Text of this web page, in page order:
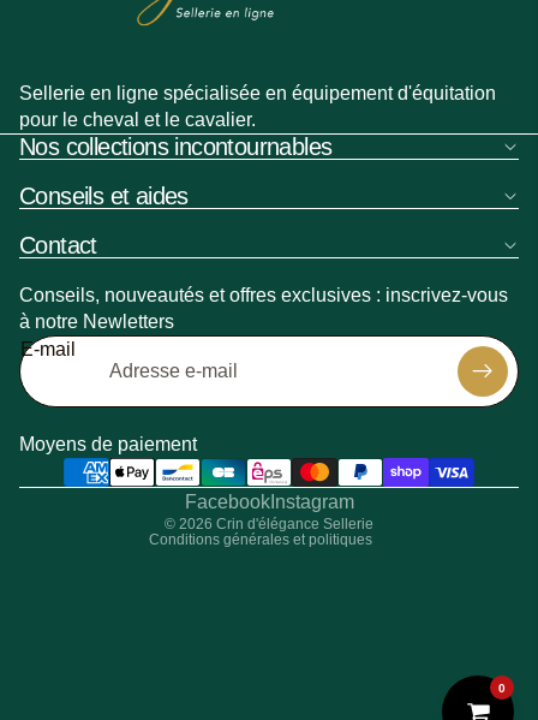
Sellerie en ligne spécialisée en équipement d'équitation
pour le cheval et le cavalier.
Nos collections incontournables
Conseils et aides
Contact
Conseils, nouveautés et offres exclusives : inscrivez-vous
à notre Newletters
E-mail
Moyens de paiement
FacebookInstagram
© 2026 Crin d'élégance Sellerie
Conditions générales et politiques
Politique de remboursement
Politique de confidentialité
Conditions générales de vente